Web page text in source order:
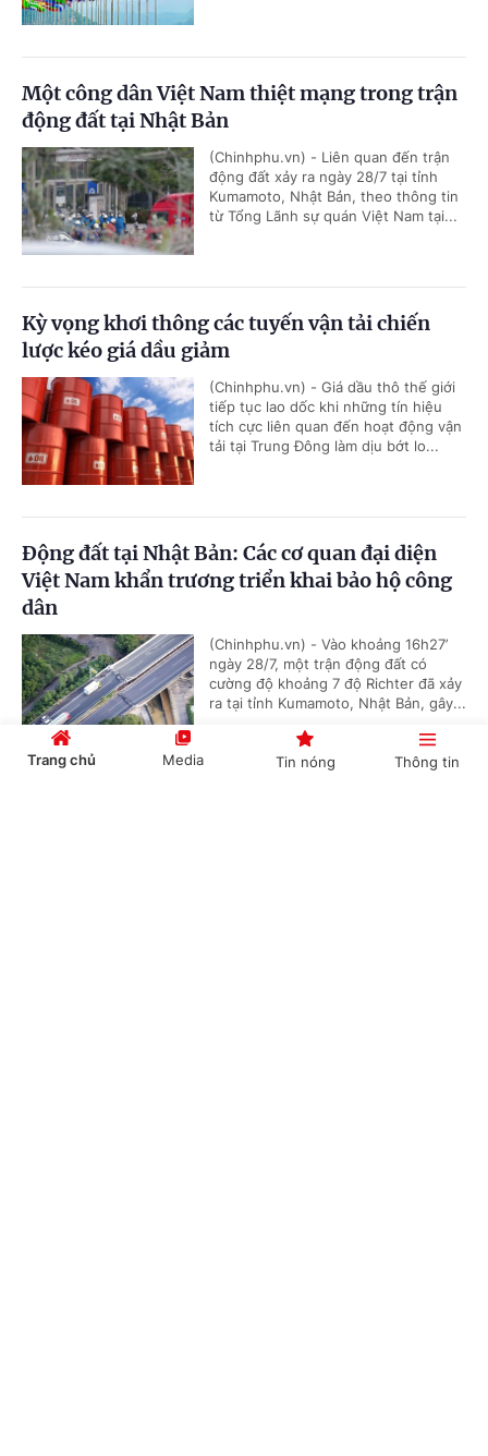
Một công dân Việt Nam thiệt mạng trong trận
động đất tại Nhật Bản
(Chinhphu.vn) - Liên quan đến trận
động đất xảy ra ngày 28/7 tại tỉnh
Kumamoto, Nhật Bản, theo thông tin
từ Tổng Lãnh sự quán Việt Nam tại...
Kỳ vọng khơi thông các tuyến vận tải chiến
lược kéo giá dầu giảm
(Chinhphu.vn) - Giá dầu thô thế giới
tiếp tục lao dốc khi những tín hiệu
tích cực liên quan đến hoạt động vận
tải tại Trung Đông làm dịu bớt lo...
Động đất tại Nhật Bản: Các cơ quan đại diện
Việt Nam khẩn trương triển khai bảo hộ công
dân
(Chinhphu.vn) - Vào khoảng 16h27’
ngày 28/7, một trận động đất có
cường độ khoảng 7 độ Richter đã xảy
ra tại tỉnh Kumamoto, Nhật Bản, gây...
Trang chủ Media Tin nóng Thông tin